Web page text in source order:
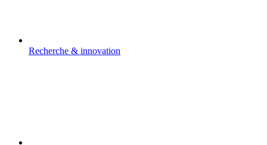
Recherche & innovation